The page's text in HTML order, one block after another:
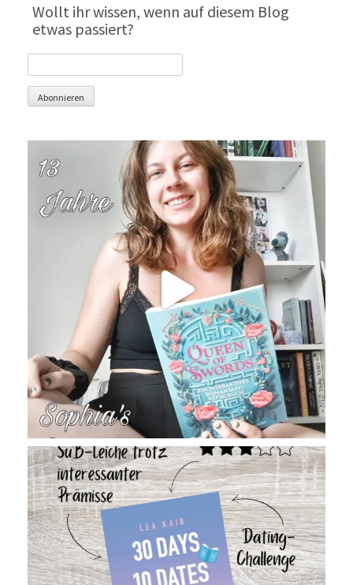
Wollt ihr wissen, wenn auf diesem Blog
etwas passiert?